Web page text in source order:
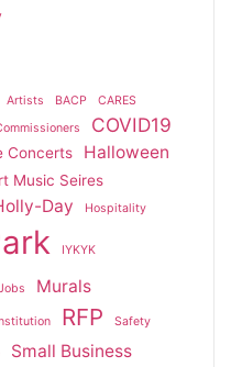
Artists BACP
CARES
COVID19
Concerts Halloween
Music Seires
Day Hospitality
IYKYK
Murals
RFP Safety
Small Business